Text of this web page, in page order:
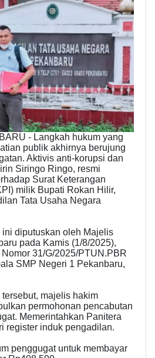
- Langkah hukum yang
publik akhirnya berujung
Aktivis anti-korupsi dan
Siringo Ringo, resmi
Surat Keterangan
milik Bupati Rokan Hilir,
Tata Usaha Negara
diputuskan oleh Majelis
pada Kamis (1/8/2025),
31/G/2025/PTUN.PBR
SMP Negeri 1 Pekanbaru,
majelis hakim
permohonan pencabutan
Memerintahkan Panitera
register induk pengadilan.
penggugat untuk membayar